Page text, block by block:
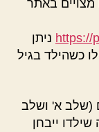
מצויים באתר
https:// ניתן
כשהילד בגיל
(שלב א' ושלב
ייבחן